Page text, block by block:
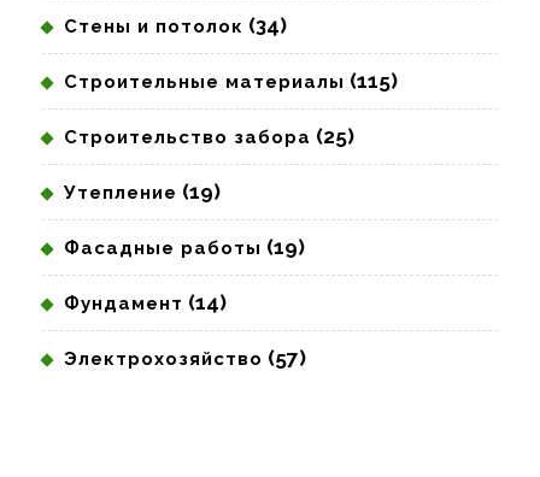
Стены и потолок (34)
Строительные материалы (115)
Строительство забора (25)
Утепление (19)
Фасадные работы (19)
Фундамент (14)
Электрохозяйство (57)